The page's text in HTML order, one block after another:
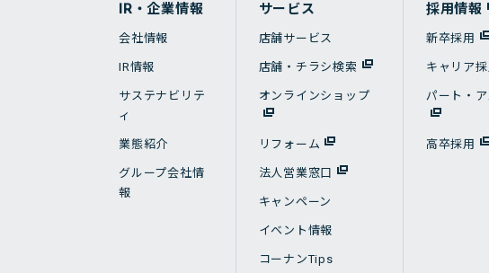
IR・企業情報
会社情報
IR情報
サステナビリテ
ィ
業態紹介
グループ会社情
報
サービス
店舗サービス
店舗・チラシ検索
オンラインショップ
リフォーム
法人営業窓口
キャンペーン
イベント情報
コーナンTips
採用情報
新卒採用
キャリア採
パート・
高卒採用